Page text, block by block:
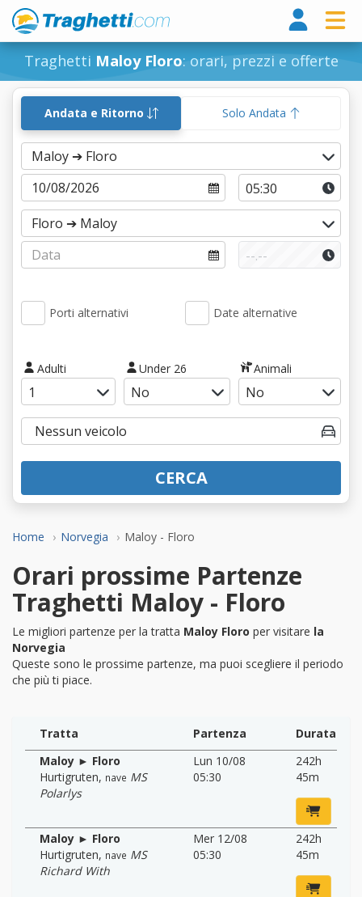
Traghetti Maloy Floro: orari, prezzi e offerte
Home Norvegia Maloy - Floro
Andata e Ritorno Solo Andata
Porti alternativi Date alternative
Adulti Under 26 Animali
CERCA
Orari prossime Partenze
Traghetti Maloy - Floro
Le migliori partenze per la tratta Maloy Floro per visitare la
Norvegia
Queste sono le prossime partenze, ma puoi scegliere il periodo
che più ti piace.
Tratta Partenza
Durata
Maloy ► Floro
Hurtigruten, nave MS
Polarlys
Lun 10/08
05:30
242h
45m
Maloy ► Floro
Hurtigruten, nave MS
Richard With
Mer 12/08
05:30
242h
45m